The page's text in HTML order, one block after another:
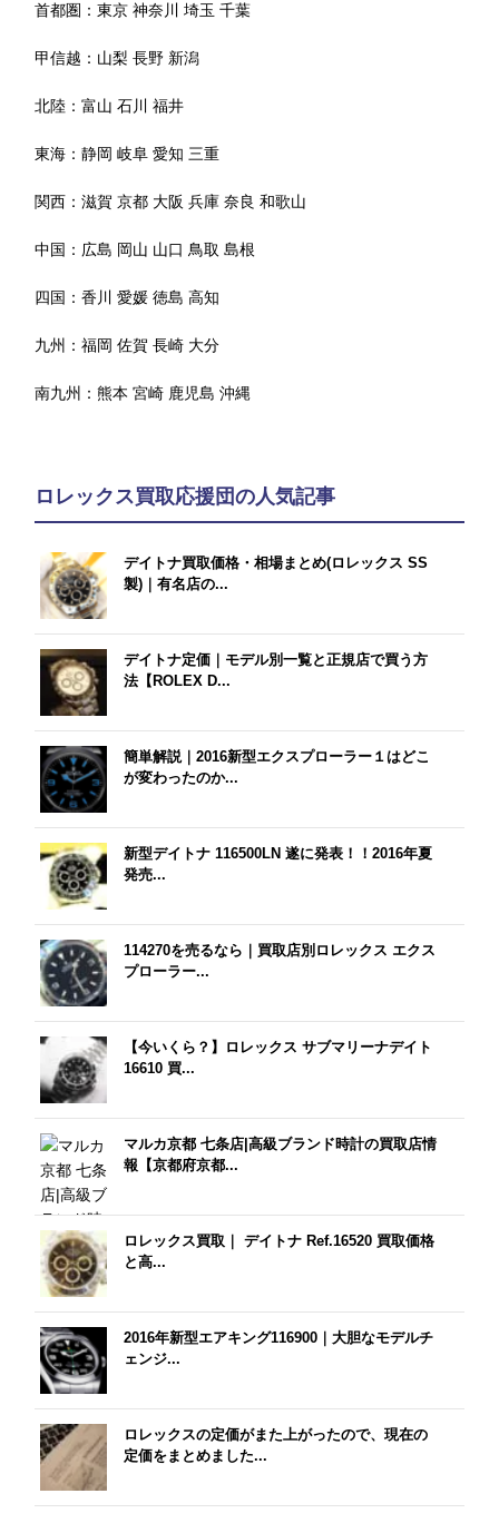
首都圏：東京 神奈川 埼玉 千葉
甲信越： 山梨 長野 新潟
北陸：富山 石川 福井
東海：静岡 岐阜 愛知 三重
関西：滋賀 京都 大阪 兵庫 奈良 和歌山
中国： 広島 岡山 山口 鳥取 島根
四国：香川 愛媛 徳島 高知
九州：福岡 佐賀 長崎 大分
南九州：熊本 宮崎 鹿児島 沖縄
ロレックス買取応援団の人気記事
デイトナ買取価格・相場まとめ(ロレックス SS
製)｜有名店の...
デイトナ定価｜モデル別一覧と正規店で買う方
法【ROLEX D...
簡単解説｜2016新型エクスプローラー１はどこ
が変わったのか...
新型デイトナ 116500LN 遂に発表！！2016年夏
発売...
114270を売るなら｜買取店別ロレックス エクス
プローラー...
【今いくら？】ロレックス サブマリーナデイト
16610 買...
マルカ京都 七条店|高級ブランド時計の買取店情
報【京都府京都...
ロレックス買取｜ デイトナ Ref.16520 買取価格
と高...
2016年新型エアキング116900｜大胆なモデルチ
ェンジ...
ロレックスの定価がまた上がったので、現在の
定価をまとめました...